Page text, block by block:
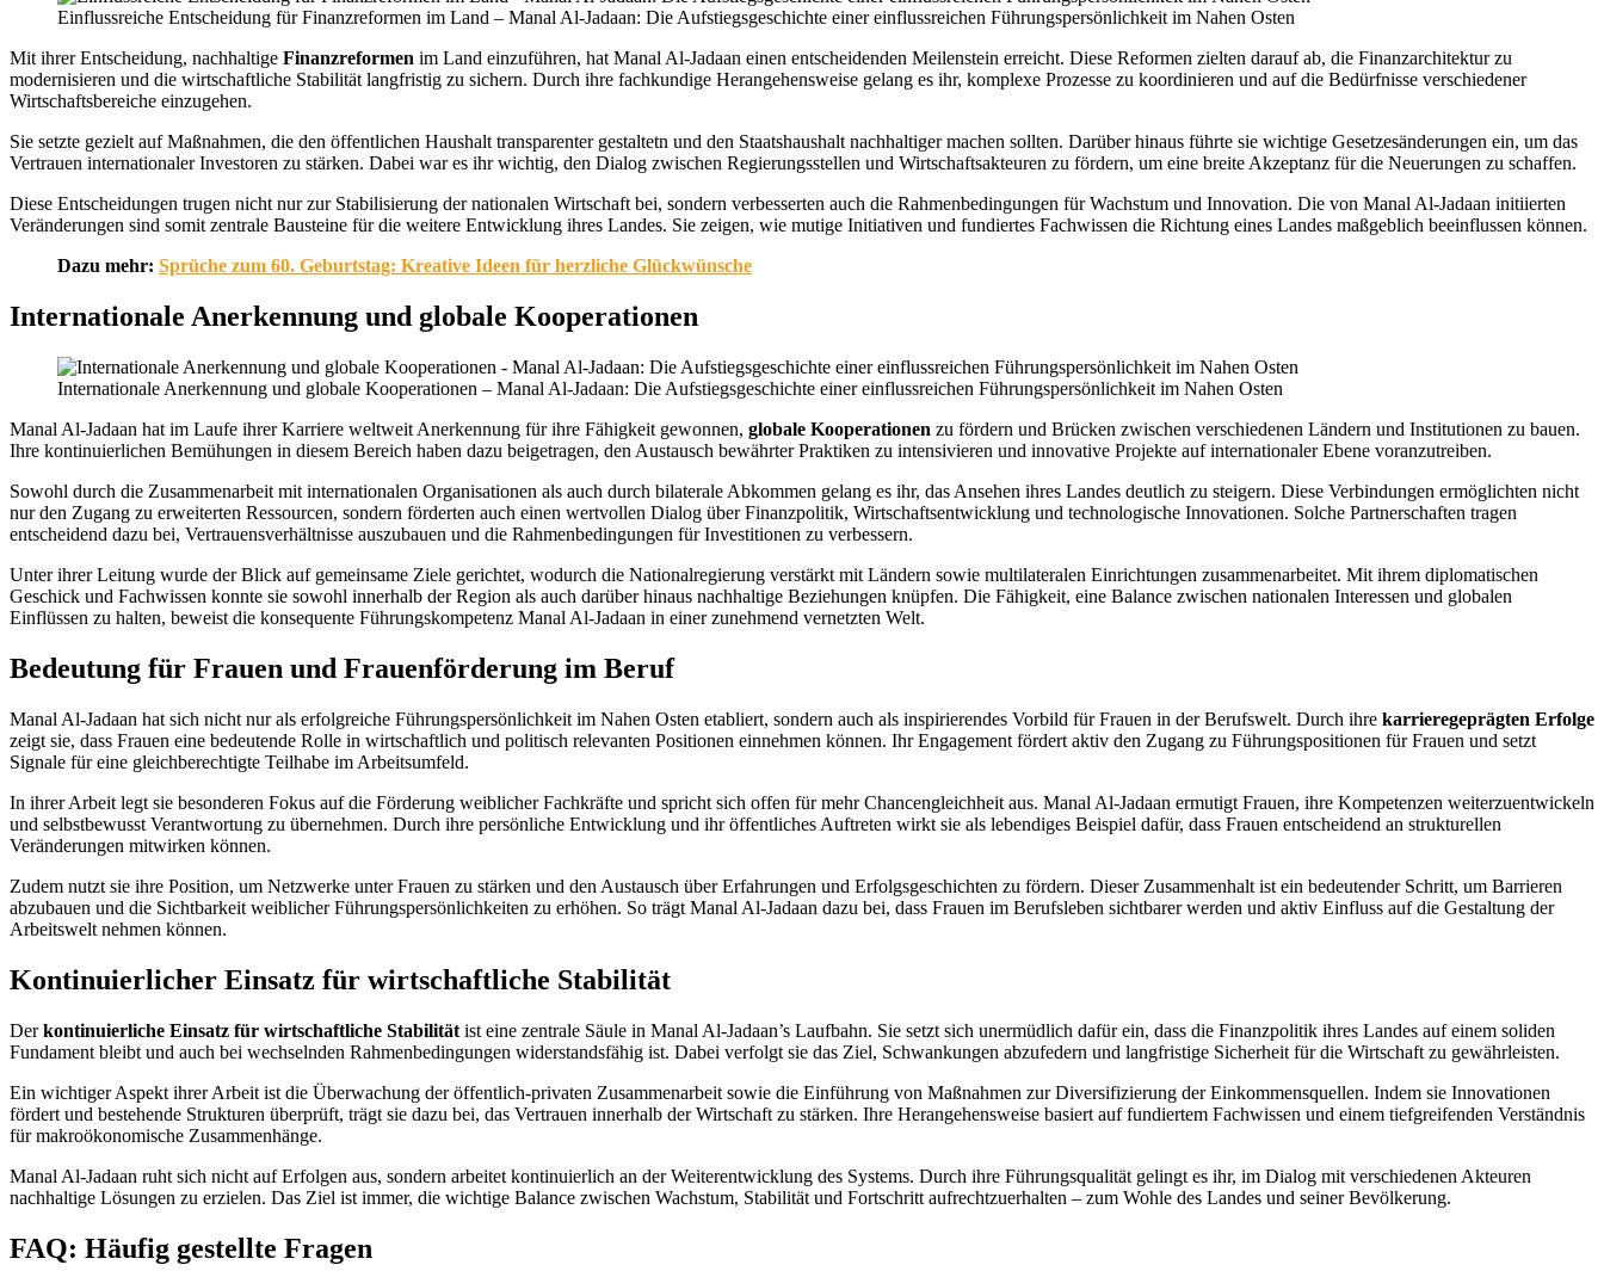
Einflussreiche Entscheidung für Finanzreformen im Land – Manal Al-Jadaan: Die Aufstiegsgeschichte einer einflussreichen Führungspersönlichkeit im Nahen Osten
Mit ihrer Entscheidung, nachhaltige Finanzreformen im Land einzuführen, hat Manal Al-Jadaan einen entscheidenden Meilenstein erreicht. Diese Reformen zielten darauf ab, die Finanzarchitektur zu
modernisieren und die wirtschaftliche Stabilität langfristig zu sichern. Durch ihre fachkundige Herangehensweise gelang es ihr, komplexe Prozesse zu koordinieren und auf die Bedürfnisse verschiedener
Wirtschaftsbereiche einzugehen.
Sie setzte gezielt auf Maßnahmen, die den öffentlichen Haushalt transparenter gestaltetn und den Staatshaushalt nachhaltiger machen sollten. Darüber hinaus führte sie wichtige Gesetzesänderungen ein, um das
Vertrauen internationaler Investoren zu stärken. Dabei war es ihr wichtig, den Dialog zwischen Regierungsstellen und Wirtschaftsakteuren zu fördern, um eine breite Akzeptanz für die Neuerungen zu schaffen.
Diese Entscheidungen trugen nicht nur zur Stabilisierung der nationalen Wirtschaft bei, sondern verbesserten auch die Rahmenbedingungen für Wachstum und Innovation. Die von Manal Al-Jadaan initiierten
Veränderungen sind somit zentrale Bausteine für die weitere Entwicklung ihres Landes. Sie zeigen, wie mutige Initiativen und fundiertes Fachwissen die Richtung eines Landes maßgeblich beeinflussen können.
Dazu mehr: Sprüche zum 60. Geburtstag: Kreative Ideen für herzliche Glückwünsche
Internationale Anerkennung und globale Kooperationen
Internationale Anerkennung und globale Kooperationen – Manal Al-Jadaan: Die Aufstiegsgeschichte einer einflussreichen Führungspersönlichkeit im Nahen Osten
Manal Al-Jadaan hat im Laufe ihrer Karriere weltweit Anerkennung für ihre Fähigkeit gewonnen, globale Kooperationen zu fördern und Brücken zwischen verschiedenen Ländern und Institutionen zu bauen.
Ihre kontinuierlichen Bemühungen in diesem Bereich haben dazu beigetragen, den Austausch bewährter Praktiken zu intensivieren und innovative Projekte auf internationaler Ebene voranzutreiben.
Sowohl durch die Zusammenarbeit mit internationalen Organisationen als auch durch bilaterale Abkommen gelang es ihr, das Ansehen ihres Landes deutlich zu steigern. Diese Verbindungen ermöglichten nicht
nur den Zugang zu erweiterten Ressourcen, sondern förderten auch einen wertvollen Dialog über Finanzpolitik, Wirtschaftsentwicklung und technologische Innovationen. Solche Partnerschaften tragen
entscheidend dazu bei, Vertrauensverhältnisse auszubauen und die Rahmenbedingungen für Investitionen zu verbessern.
Unter ihrer Leitung wurde der Blick auf gemeinsame Ziele gerichtet, wodurch die Nationalregierung verstärkt mit Ländern sowie multilateralen Einrichtungen zusammenarbeitet. Mit ihrem diplomatischen
Geschick und Fachwissen konnte sie sowohl innerhalb der Region als auch darüber hinaus nachhaltige Beziehungen knüpfen. Die Fähigkeit, eine Balance zwischen nationalen Interessen und globalen
Einflüssen zu halten, beweist die konsequente Führungskompetenz Manal Al-Jadaan in einer zunehmend vernetzten Welt.
Bedeutung für Frauen und Frauenförderung im Beruf
Manal Al-Jadaan hat sich nicht nur als erfolgreiche Führungspersönlichkeit im Nahen Osten etabliert, sondern auch als inspirierendes Vorbild für Frauen in der Berufswelt. Durch ihre karrieregeprägten Erfolge
zeigt sie, dass Frauen eine bedeutende Rolle in wirtschaftlich und politisch relevanten Positionen einnehmen können. Ihr Engagement fördert aktiv den Zugang zu Führungspositionen für Frauen und setzt
Signale für eine gleichberechtigte Teilhabe im Arbeitsumfeld.
In ihrer Arbeit legt sie besonderen Fokus auf die Förderung weiblicher Fachkräfte und spricht sich offen für mehr Chancengleichheit aus. Manal Al-Jadaan ermutigt Frauen, ihre Kompetenzen weiterzuentwickeln
und selbstbewusst Verantwortung zu übernehmen. Durch ihre persönliche Entwicklung und ihr öffentliches Auftreten wirkt sie als lebendiges Beispiel dafür, dass Frauen entscheidend an strukturellen
Veränderungen mitwirken können.
Zudem nutzt sie ihre Position, um Netzwerke unter Frauen zu stärken und den Austausch über Erfahrungen und Erfolgsgeschichten zu fördern. Dieser Zusammenhalt ist ein bedeutender Schritt, um Barrieren
abzubauen und die Sichtbarkeit weiblicher Führungspersönlichkeiten zu erhöhen. So trägt Manal Al-Jadaan dazu bei, dass Frauen im Berufsleben sichtbarer werden und aktiv Einfluss auf die Gestaltung der
Arbeitswelt nehmen können.
Kontinuierlicher Einsatz für wirtschaftliche Stabilität
Derkontinuierliche Einsatz für wirtschaftliche Stabilität ist eine zentrale Säule in Manal Al-Jadaan’s Laufbahn. Sie setzt sich unermüdlich dafür ein, dass die Finanzpolitik ihres Landes auf einem soliden
Fundament bleibt und auch bei wechselnden Rahmenbedingungen widerstandsfähig ist. Dabei verfolgt sie das Ziel, Schwankungen abzufedern und langfristige Sicherheit für die Wirtschaft zu gewährleisten.
Ein wichtiger Aspekt ihrer Arbeit ist die Überwachung der öffentlich-privaten Zusammenarbeit sowie die Einführung von Maßnahmen zur Diversifizierung der Einkommensquellen. Indem sie Innovationen
fördert und bestehende Strukturen überprüft, trägt sie dazu bei, das Vertrauen innerhalb der Wirtschaft zu stärken. Ihre Herangehensweise basiert auf fundiertem Fachwissen und einem tiefgreifenden Verständnis
für makroökonomische Zusammenhänge.
Manal Al-Jadaan ruht sich nicht auf Erfolgen aus, sondern arbeitet kontinuierlich an der Weiterentwicklung des Systems. Durch ihre Führungsqualität gelingt es ihr, im Dialog mit verschiedenen Akteuren
nachhaltige Lösungen zu erzielen. Das Ziel ist immer, die wichtige Balance zwischen Wachstum, Stabilität und Fortschritt aufrechtzuerhalten – zum Wohle des Landes und seiner Bevölkerung.
FAQ: Häufig gestellte Fragen